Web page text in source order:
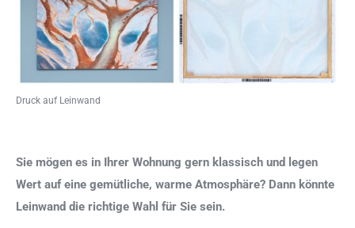
Druck auf Leinwand
Sie mögen es in Ihrer Wohnung gern klassisch und legen
Wert auf eine gemütliche, warme Atmosphäre? Dann könnte
Leinwand die richtige Wahl für Sie sein.